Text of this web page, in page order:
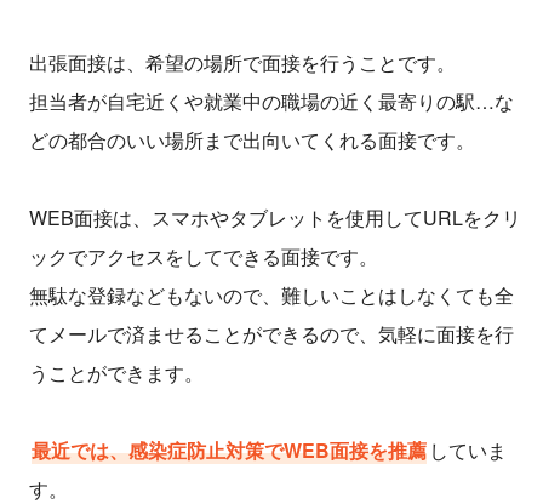
出張面接は、希望の場所で面接を行うことです。
担当者が自宅近くや就業中の職場の近く最寄りの駅…な
どの都合のいい場所まで出向いてくれる面接です。
WEB面接は、スマホやタブレットを使用してURLをクリ
ックでアクセスをしてできる面接です。
無駄な登録などもないので、難しいことはしなくても全
てメールで済ませることができるので、気軽に面接を行
うことができます。
最近では、感染症防止対策でWEB面接を推薦 していま
す。